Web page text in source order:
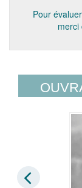
Pour
merci